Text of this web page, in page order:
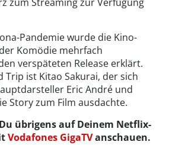
Pandemie wurde die Kino-
Komödie mehrfach
verspäteten Release erklärt.
Trip ist Kitao Sakurai, der sich
Eric André und
Story zum Film ausdachte.
übrigens auf Deinem Netflix-
Vodafones GigaTVanschauen.